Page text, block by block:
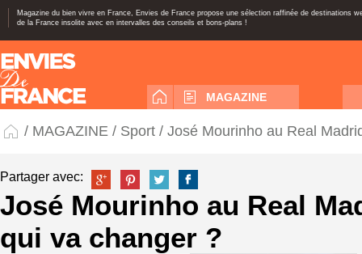
Magazine du bien vivre en France, Envies de France propose une sélection raffinée de destinations
de la France insolite avec en intervalles des conseils et bons-plans !
MAGAZINE
/ MAGAZINE / Sport / José Mourinho au Real
Partager avec:
José Mourinho au Real
qui va changer ?